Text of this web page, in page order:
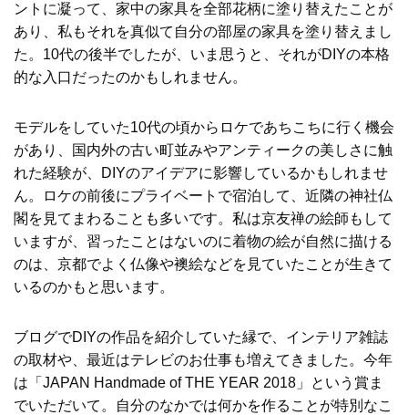
ントに凝って、家中の家具を全部花柄に塗り替えたことが
あり、私もそれを真似て自分の部屋の家具を塗り替えまし
た。10代の後半でしたが、いま思うと、それがDIYの本格
的な入口だったのかもしれません。
モデルをしていた10代の頃からロケであちこちに行く機会
があり、国内外の古い町並みやアンティークの美しさに触
れた経験が、DIYのアイデアに影響しているかもしれませ
ん。ロケの前後にプライベートで宿泊して、近隣の神社仏
閣を見てまわることも多いです。私は京友禅の絵師もして
いますが、習ったことはないのに着物の絵が自然に描ける
のは、京都でよく仏像や襖絵などを見ていたことが生きて
いるのかもと思います。
ブログでDIYの作品を紹介していた縁で、インテリア雑誌
の取材や、最近はテレビのお仕事も増えてきました。今年
は「JAPAN Handmade of THE YEAR 2018」という賞ま
でいただいて。自分のなかでは何かを作ることが特別なこ